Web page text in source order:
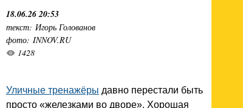
18.06.26 20:53
текст: Игорь Голованов
фото: INNOV.RU
1428
Уличные тренажёры давно перестали быть
просто «железками во дворе». Хорошая